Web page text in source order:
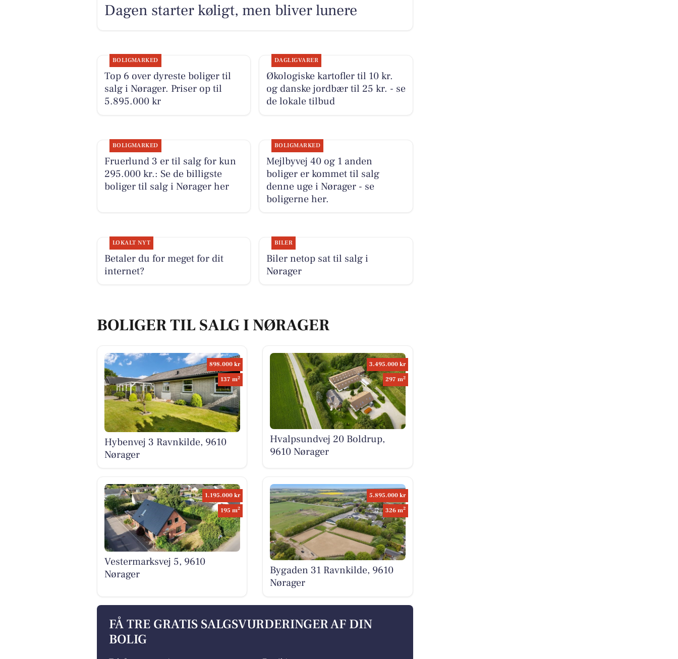
Dagen starter køligt, men bliver lunere
BOLIGMARKED
Top 6 over dyreste boliger til
salg i Nørager. Priser op til
5.895.000 kr
DAGLIGVARER
Økologiske kartofler til 10 kr.
og danske jordbær til 25 kr. - se
de lokale tilbud
BOLIGMARKED
Fruerlund 3 er til salg for kun
295.000 kr.: Se de billigste
boliger til salg i Nørager her
BOLIGMARKED
Mejlbyvej 40 og 1 anden
boliger er kommet til salg
denne uge i Nørager - se
boligerne her.
LOKALT NYT
Betaler du for meget for dit
internet?
BILER
Biler netop sat til salg i
Nørager
BOLIGER TIL SALG I NØRAGER
898.000 kr
137 m2
Hybenvej 3 Ravnkilde, 9610
Nørager
3.495.000 kr
297 m2
Hvalpsundvej 20 Boldrup,
9610 Nørager
1.195.000 kr
195 m2
Vestermarksvej 5, 9610
Nørager
5.895.000 kr
326 m2
Bygaden 31 Ravnkilde, 9610
Nørager
FÅ TRE GRATIS SALGSVURDERINGER AF DIN
BOLIG